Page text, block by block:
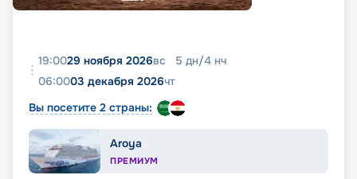
19:0029 ноября 2026вс 5 дн/4 нч
06:0003 декабря 2026чт
Вы посетите 2 страны:
Aroya
ПРЕМИУМ